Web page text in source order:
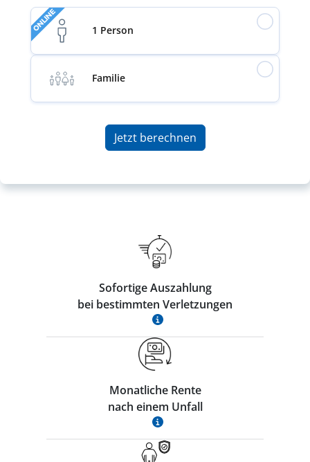
ONLINE 1 Person
Familie
Jetzt berechnen
Sofortige Auszahlung
bei bestimmten Verletzungen
Monatliche Rente
nach einem Unfall